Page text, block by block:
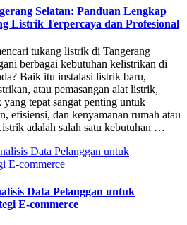
Selatan: Panduan Lengkap
Listrik Terpercaya dan Profesional
tukang listrik di Tangerang
berbagai kebutuhan kelistrikan di
Baik itu instalasi listrik baru,
atau pemasangan alat listrik,
tepat sangat penting untuk
efisiensi, dan kenyamanan rumah atau
adalah salah satu kebutuhan …
Data Pelanggan untuk
E-commerce